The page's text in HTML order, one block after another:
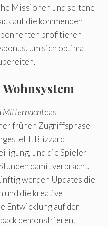
Missionen und seltene
auf die kommenden
profitieren
um sich optimal
Mitternachtdas
frühen Zugriffsphase
Blizzard
und die Spieler
damit verbracht,
werden Updates die
und die kreative
Entwicklung auf der
demonstrieren.